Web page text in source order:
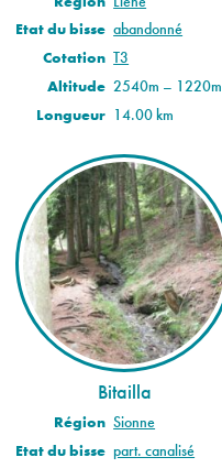
Etat du bisse abandonné
Cotation T3
Altitude 2540m – 1220m
Longueur 14.00 km
Bitailla
Région Sionne
Etat du bisse part. canalisé